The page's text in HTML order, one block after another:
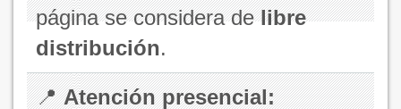
página se considera delibre
distribución.
📍Atención presencial: